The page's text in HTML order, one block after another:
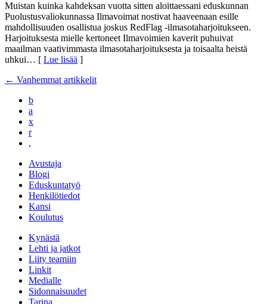
Muistan kuinka kahdeksan vuotta sitten aloittaessani eduskunnan
Puolustusvaliokunnassa Ilmavoimat nostivat haaveenaan esille
mahdollisuuden osallistua joskus RedFlag -ilmasotaharjoitukseen.
Harjoituksesta mielle kertoneet Ilmavoimien kaverit puhuivat
maailman vaativimmasta ilmasotaharjoituksesta ja toisaalta heistä
uhkui… [ Lue lisää ]
← Vanhemmat artikkelit
b
a
x
r
,
Avustaja
Blogi
Eduskuntatyö
Henkilötiedot
Kansi
Koulutus
Kynästä
Lehti ja jatkot
Liity teamiin
Linkit
Medialle
Sidonnaisuudet
Tarina